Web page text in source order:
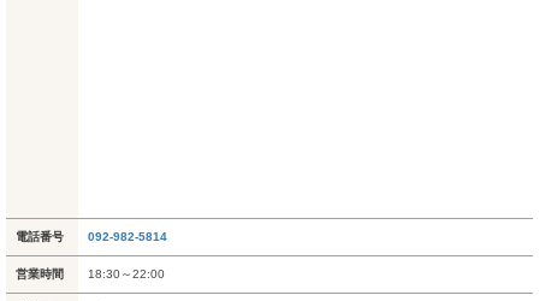
電話番号 092-982-5814
営業時間 18:30～22:00